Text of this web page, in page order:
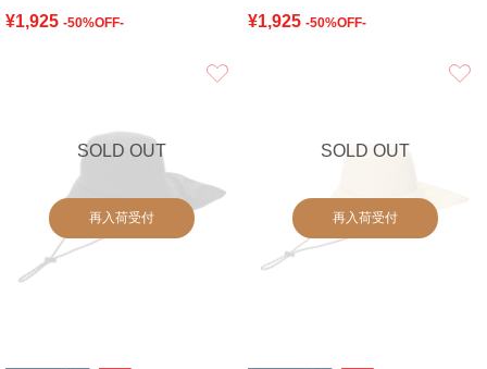
¥1,925 -50%OFF- ¥1,925 -50%OFF-
SOLD OUT
再入荷受付
SOLD OUT
再入荷受付